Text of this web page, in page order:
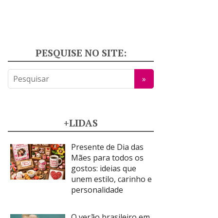
PESQUISE NO SITE:
+LIDAS
Presente de Dia das
Mães para todos os
gostos: ideias que
unem estilo, carinho e
personalidade